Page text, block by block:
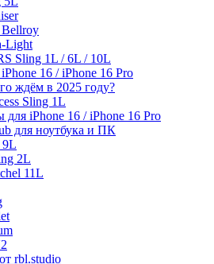
Bellroy
Light
Sling 1L / 6L / 10L
16 / iPhone 16 Pro
ждём в 2025 году?
Sling 1L
для iPhone 16 / iPhone 16 Pro
для ноутбука и ПК
9L
2L
11L
rbl.studio